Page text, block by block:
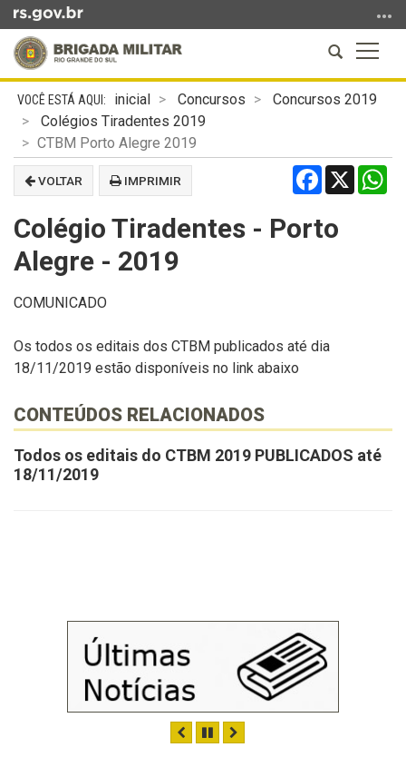
para
conteúdo
para
menu
busca
a
Abrir
a
busca
Início
conteúdo
inicial Concursos
Concursos 2019
Colégios Tiradentes 2019
CTBM Porto Alegre 2019
VOLTAR IMPRIMIR Facebook
X
Colégio Tiradentes - Porto
Alegre - 2019
COMUNICADO
Os todos os editais dos CTBM publicados até dia
18/11/2019 estão disponíveis no link abaixo
CONTEÚDOS RELACIONADOS
Todos os editais do CTBM 2019 PUBLICADOS até
18/11/2019
ANTERIOR
PAUSAR